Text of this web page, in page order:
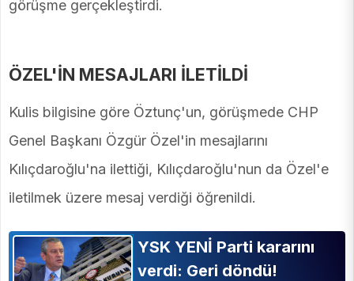
görüşme gerçekleştirdi.
ÖZEL'İN MESAJLARI İLETİLDİ
Kulis bilgisine göre Öztunç'un, görüşmede CHP
Genel Başkanı Özgür Özel'in mesajlarını
Kılıçdaroğlu'na ilettiği, Kılıçdaroğlu'nun da Özel'e
iletilmek üzere mesaj verdiği öğrenildi.
YSK YENİ Parti kararını
verdi: Geri döndü!